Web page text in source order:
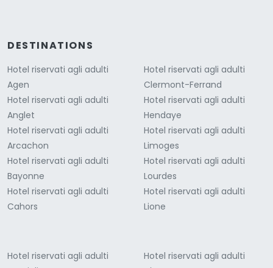
DESTINATIONS
Hotel riservati agli adulti
Agen
Hotel riservati agli adulti
Anglet
Hotel riservati agli adulti
Arcachon
Hotel riservati agli adulti
Bayonne
Hotel riservati agli adulti
Cahors
Hotel riservati agli adulti
Clermont-Ferrand
Hotel riservati agli adulti
Hendaye
Hotel riservati agli adulti
Limoges
Hotel riservati agli adulti
Lourdes
Hotel riservati agli adulti
Lione
Hotel riservati agli adulti
Hotel riservati agli adulti